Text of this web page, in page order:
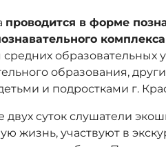
проводится в форме
средних
образования,
и подростками г.
двух суток слушатели
жизнь, участвуют в